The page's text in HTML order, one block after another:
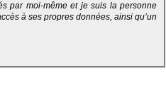
par moi-même et je suis la personne
à ses propres données, ainsi qu’un